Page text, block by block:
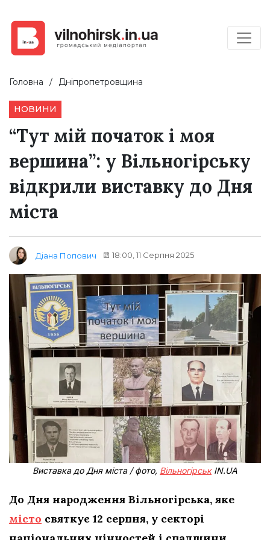
Головна Дніпропетровщина
НОВИНИ
“Тут мій початок і моя
вершина”: у Вільногірську
відкрили виставку до Дня
міста
Діана Попович 18:00, 11 Серпня 2025
Виставка до Дня міста / фото, ВільногірськIN.UA
До Дня народження Вільногірська, яке
місто святкує 12 серпня, у секторі